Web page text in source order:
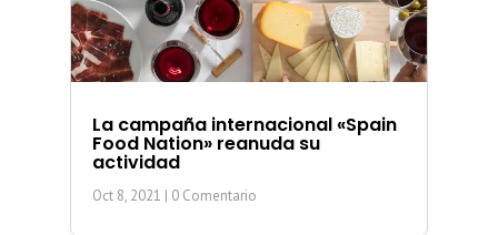
La campaña internacional «Spain
Food Nation» reanuda su
actividad
Oct 8, 2021 | 0 Comentario